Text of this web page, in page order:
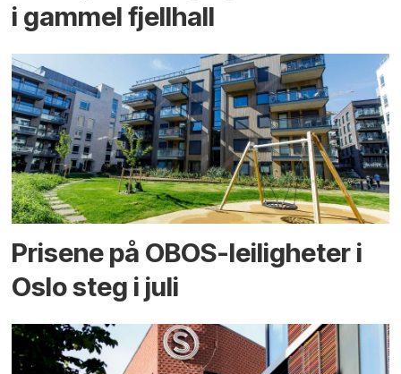
i gammel fjellhall
Prisene på OBOS-leiligheter i
Oslo steg i juli